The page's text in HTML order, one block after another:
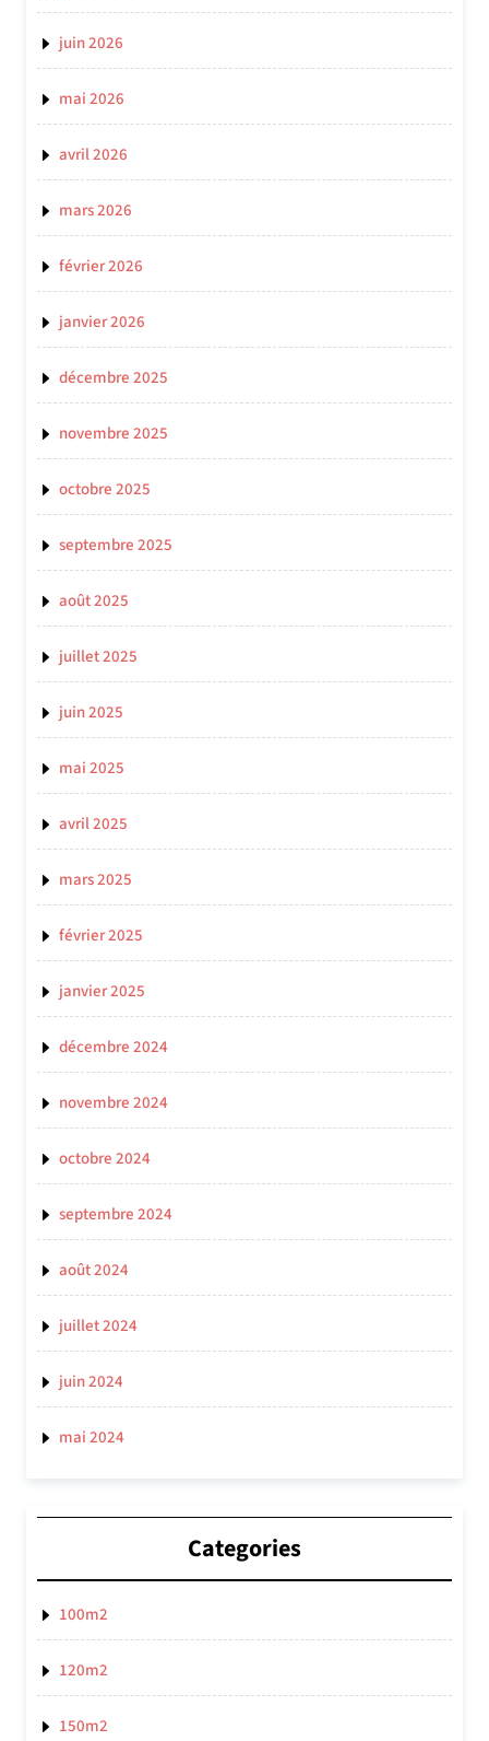
juin 2026
mai 2026
avril 2026
mars 2026
février 2026
janvier 2026
décembre 2025
novembre 2025
octobre 2025
septembre 2025
août 2025
juillet 2025
juin 2025
mai 2025
avril 2025
mars 2025
février 2025
janvier 2025
décembre 2024
novembre 2024
octobre 2024
septembre 2024
août 2024
juillet 2024
juin 2024
mai 2024
Categories
100m2
120m2
150m2